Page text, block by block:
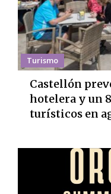
Turismo
Castellón
hotelera y un
turísticos en